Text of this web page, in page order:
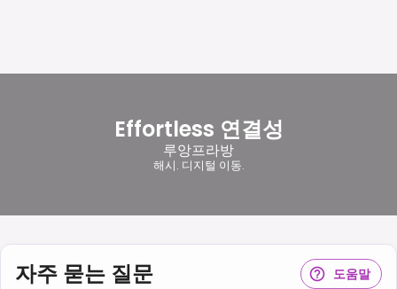
Effortless 연결성
루앙프라방
해시. 디지털 이동.
자주 묻는 질문 도움말